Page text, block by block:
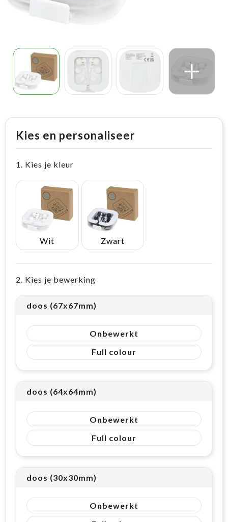
Kies en personaliseer
1. Kies je kleur
Wit Zwart
2. Kies je bewerking
doos (67x67mm)
Onbewerkt
Full colour
doos (64x64mm)
Onbewerkt
Full colour
doos (30x30mm)
Onbewerkt